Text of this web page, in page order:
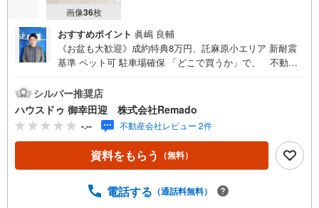
画像36枚
おすすめポイント 眞嶋 良輔
《お盆も大歓迎》成約特典8万円、託麻原小エリア 新耐震
基準 ペット可 駐車場確保 「どこで買うか」で、 不動産
「パートナー選び」が重要です！■ご成約特典8万円以内の
家具家電プレゼント ※当社からの指定はありません■購入総
額を抑える3つのご提案（1）価格交渉に自信あり（2）太陽
光等のオプション費用も相見積り（3）提携銀行多数で条件
の良い銀行を選べます＼＼キャンペーン実施中//『購入総額
の限界へ挑戦』売主様との価格交渉もお任せください他社
ー・現地または現地周辺やご希望の場所での待ち合わせも
シルバー推奨店
ハウスドゥ 御幸田迎 株式会社Remado
-.-- 不動産会社レビュー 2件
資料をもらう （無料）
電話する （通話料無料）